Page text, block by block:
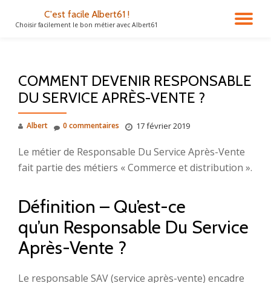
C'est facile Albert61 !
Choisir facilement le bon métier avec Albert61
COMMENT DEVENIR RESPONSABLE
DU SERVICE APRÈS-VENTE ?
Albert 17 février 2019
0 commentaires
Le métier de Responsable Du Service Après-Vente
fait partie des métiers « Commerce et distribution ».
Définition – Qu’est-ce
qu’un Responsable Du Service
Après-Vente ?
Le responsable SAV (service après-vente) encadre